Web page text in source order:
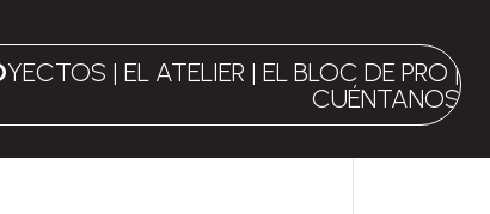
YECTOS |EL ATELIER |EL BLOC DE PRO|
CUÉNTANOS